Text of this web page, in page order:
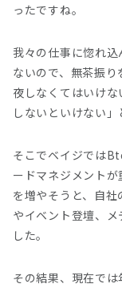
ったですね。
我々の仕事に惚れ
ないので、無茶振
夜しなくてはいけ
しないといけない」
そこでベイジでは
ードマネジメント
を増やそうと、自
やイベント登壇、
した。
その結果、現在で